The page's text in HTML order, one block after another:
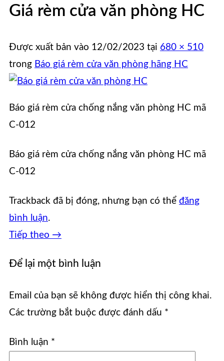
Giá rèm cửa văn phòng HC
Được xuất bản vào 12/02/2023 tại 680 × 510
trong Báo giá rèm cửa văn phòng hãng HC
Báo giá rèm cửa chống nắng văn phòng HC mã
C-012
Báo giá rèm cửa chống nắng văn phòng HC mã
C-012
Trackback đã bị đóng, nhưng bạn có thể đăng
bình luận.
Tiếp theo →
Để lại một bình luận
Email của bạn sẽ không được hiển thị công khai.
Các trường bắt buộc được đánh dấu *
Bình luận *